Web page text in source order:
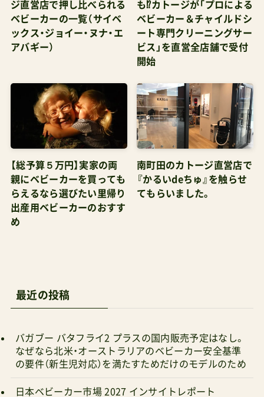
ジ直営店で押し比べられる
ベビーカーの一覧（サイベ
ックス・ジョイー・ヌナ・エ
アバギー）
も⁉カトージが「プロによる
ベビーカー＆チャイルドシ
ート専門クリーニングサー
ビス」を直営全店舗で受付
開始
【総予算５万円】実家の両
親にベビーカーを買っても
らえるなら選びたい里帰り
出産用ベビーカーのおすす
め
南町田のカトージ直営店で
『かるいdeちゅ』を触らせ
てもらいました。
最近の投稿
バガブー バタフライ2 プラスの国内販売予定はなし。
なぜなら北米・オーストラリアのベビーカー安全基準
の要件（新生児対応）を満たすためだけのモデルのため
日本ベビーカー市場 2027 インサイトレポート